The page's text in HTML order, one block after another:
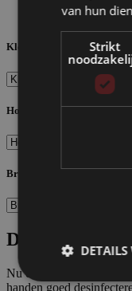
Kleur
Hoogte
Breedte
Nu en in de toekomst is
handen goed
van hun
Strikt
DETAILS